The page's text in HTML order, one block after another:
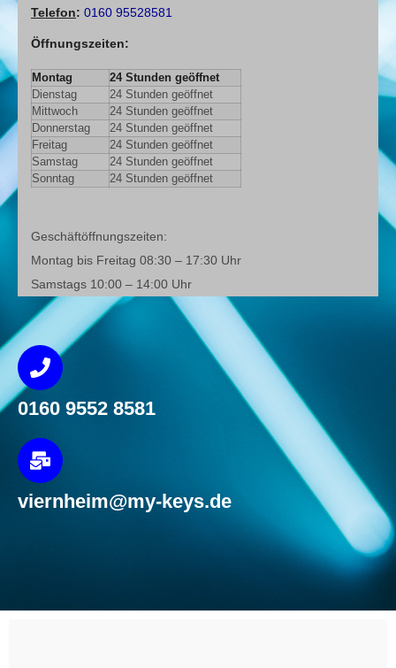
Telefon: 0160 95528581
Öffnungszeiten:
Montag
24 Stunden geöffnet
Dienstag
24 Stunden geöffnet
Mittwoch
24 Stunden geöffnet
Donnerstag
24 Stunden geöffnet
Freitag
24 Stunden geöffnet
Samstag
24 Stunden geöffnet
Sonntag
24 Stunden geöffnet
Geschäftöffnungszeiten:
Montag bis Freitag 08:30 – 17:30 Uhr
Samstags 10:00 – 14:00 Uhr
0160 9552 8581
viernheim@my-keys.de